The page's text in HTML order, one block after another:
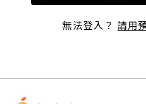
無法登入？請用